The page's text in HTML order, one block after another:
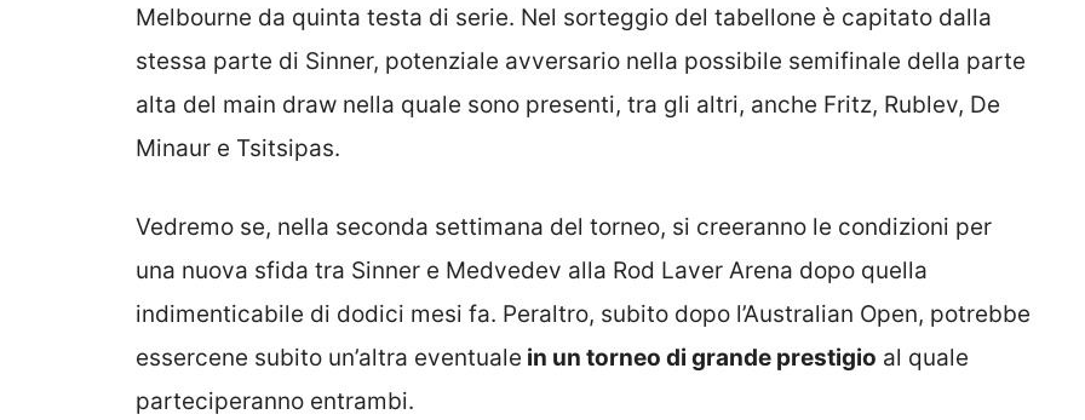
Melbourne da quinta testa di serie. Nel sorteggio del tabellone è capitato dalla
stessa parte di Sinner, potenziale avversario nella possibile semifinale della parte
alta del main draw nella quale sono presenti, tra gli altri, anche Fritz, Rublev, De
Minaur e Tsitsipas.
Vedremo se, nella seconda settimana del torneo, si creeranno le condizioni per
una nuova sfida tra Sinner e Medvedev alla Rod Laver Arena dopo quella
indimenticabile di dodici mesi fa. Peraltro, subito dopo l’Australian Open, potrebbe
essercene subito un’altra eventuale in un torneo di grande prestigio al quale
parteciperanno entrambi.